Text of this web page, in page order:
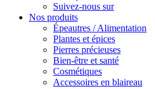
Suivez-nous sur
Nos produits
Épeautres / Alimentation
Plantes et épices
Pierres précieuses
Bien-être et santé
Cosmétiques
Accessoires en blaireau